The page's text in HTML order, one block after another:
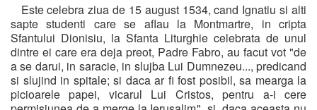
Este celebra ziua de 15 august 1534, cand Ignatiu si alti
sapte studenti care se aflau la Montmartre, in cripta
Sfantului Dionisiu, la Sfanta Liturghie celebrata de unul
dintre ei care era deja preot, Padre Fabro, au facut vot "de
a se darui, in saracie, in slujba Lui Dumnezeu..., predicand
si slujind in spitale; si daca ar fi fost posibil, sa mearga la
picioarele papei, vicarul Lui Cristos, pentru a-i cere